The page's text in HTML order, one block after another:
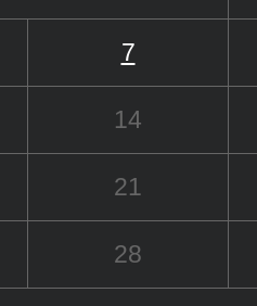
7
14
21
28